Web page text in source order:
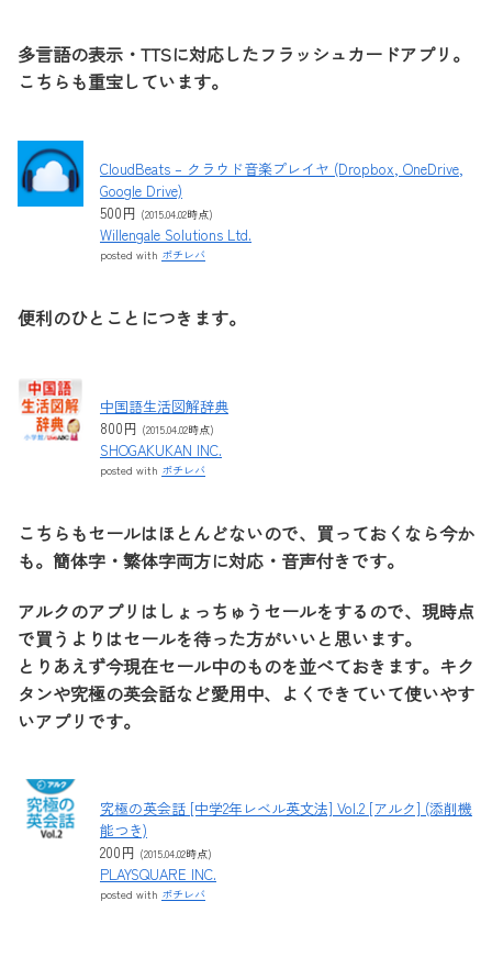
多言語の表示・TTSに対応したフラッシュカードアプリ。
こちらも重宝しています。
CloudBeats – クラウド音楽プレイヤ (Dropbox, OneDrive,
Google Drive)
500円 (2015.04.02時点)
Willengale Solutions Ltd.
posted with ポチレバ
便利のひとことにつきます。
中国語生活図解辞典
800円 (2015.04.02時点)
SHOGAKUKAN INC.
posted with ポチレバ
こちらもセールはほとんどないので、買っておくなら今か
も。簡体字・繁体字両方に対応・音声付きです。
アルクのアプリはしょっちゅうセールをするので、現時点
で買うよりはセールを待った方がいいと思います。
とりあえず今現在セール中のものを並べておきます。キク
タンや究極の英会話など愛用中、よくできていて使いやす
いアプリです。
究極の英会話 [中学2年レベル英文法] Vol.2 [アルク] (添削機
能つき)
200円 (2015.04.02時点)
PLAYSQUARE INC.
posted with ポチレバ